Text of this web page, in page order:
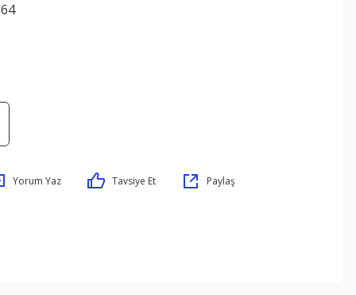
Yorum Yaz Tavsiye Et Paylaş